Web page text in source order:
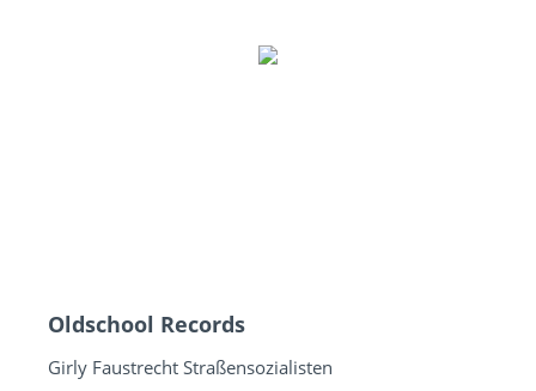
Oldschool Records
Girly Faustrecht Straßensozialisten